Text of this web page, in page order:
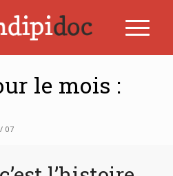
le mois :
/ 07